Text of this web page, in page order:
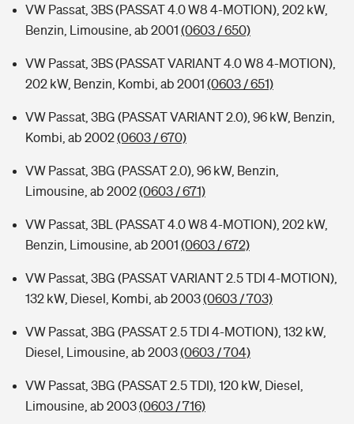
VW Passat, 3BS (PASSAT 4.0 W8 4-MOTION), 202 kW,
Benzin, Limousine, ab 2001 (0603 / 650)
VW Passat, 3BS (PASSAT VARIANT 4.0 W8 4-MOTION),
202 kW, Benzin, Kombi, ab 2001 (0603 / 651)
VW Passat, 3BG (PASSAT VARIANT 2.0), 96 kW, Benzin,
Kombi, ab 2002(0603 / 670)
VW Passat, 3BG (PASSAT 2.0), 96 kW, Benzin,
Limousine, ab 2002(0603 / 671)
VW Passat, 3BL (PASSAT 4.0 W8 4-MOTION), 202 kW,
Benzin, Limousine, ab 2001 (0603 / 672)
VW Passat, 3BG (PASSAT VARIANT 2.5 TDI 4-MOTION),
132 kW, Diesel, Kombi, ab 2003(0603 / 703)
VW Passat, 3BG (PASSAT 2.5 TDI 4-MOTION), 132 kW,
Diesel, Limousine, ab 2003(0603 / 704)
VW Passat, 3BG (PASSAT 2.5 TDI), 120 kW, Diesel,
Limousine, ab 2003(0603 / 716)